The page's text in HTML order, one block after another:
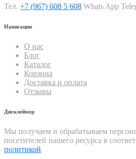
Тел. +7 (967) 608 5 608 Whats App
Навигация
О нас
Блог
Каталог
Корзина
Доставка и оплата
Отзывы
Дисклеймер
Мы получаем и обрабатываем
посетителей нашего ресурса в
политикой.